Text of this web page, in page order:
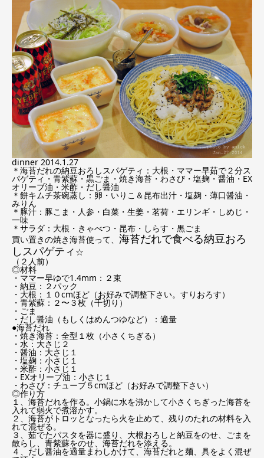
dinner 2014.1.27
＊海苔だれの納豆おろしスパゲティ：大根・ママー早茹で２分ス
パゲティ・青紫蘇・黒ごま・焼き海苔・わさび・塩麹・醤油・EX
オリーブ油・米酢・だし醤油
＊餅キムチ茶碗蒸し：卵・いりこ＆昆布出汁・塩麹・薄口醤油・
みりん
＊豚汁：豚こま・人参・白菜・生姜・茗荷・エリンギ・しめじ・
一味
＊サラダ：大根・きゃべつ・昆布・しらす・黒ごま
買い置きの焼き海苔使って、 海苔だれで食べる納豆おろ
しスパゲティ ☆
（２人前）
◎材料
・ママー早ゆで1.4mm：２束
・納豆：２パック
・大根：１０cmほど（お好みで調整下さい。すりおろす）
・青紫蘇：２〜３枚（千切り）
・ごま
・だし醤油（もしくはめんつゆなど）：適量
●海苔だれ
・焼き海苔：全型１枚（小さくちぎる）
・水：大さじ２
・醤油：大さじ１
・塩麹：小さじ１
・米酢：小さじ１
・EXオリーブ油：小さじ１
・わさび：チューブ５cmほど（お好みで調整下さい）
◎作り方
１、海苔だれを作る。小鍋に水を沸かして小さくちぎった海苔を
入れて弱火で煮溶かす。
２、海苔がトロッとなったら火を止めて、残りのたれの材料を入
れて混ぜる。
３、茹でたパスタを器に盛り、大根おろしと納豆をのせ、ごまを
散らし、青紫蘇をのせ、海苔だれを添える。
４、だし醤油を適量まわしかけて、海苔だれと麺、具をよく混ぜ